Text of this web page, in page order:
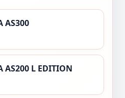
AS300
AS200 L EDITION